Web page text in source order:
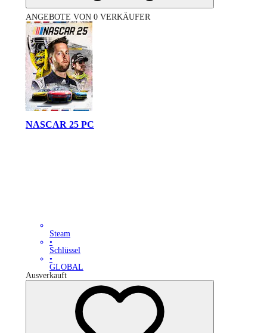
ANGEBOTE VON 0 VERKÄUFER
NASCAR 25 PC
Steam
•
Schlüssel
•
GLOBAL
Ausverkauft